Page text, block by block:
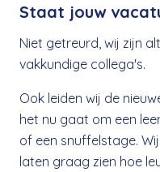
Staat jouw
Niet getreurd, wij zijn
vakkundige collega's.
Ook leiden wij de
het nu gaat om een
of een snuffelstage.
laten graag zien hoe